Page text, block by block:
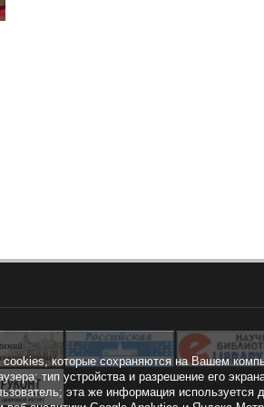
которые сохраняются на Вашем
тип устройства и разрешение его
эта же информация используется